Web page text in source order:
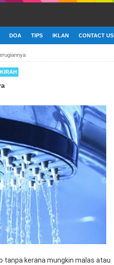
DOA TIPS IKLAN CONTACT US
tanpa kerana mungkin malas atau